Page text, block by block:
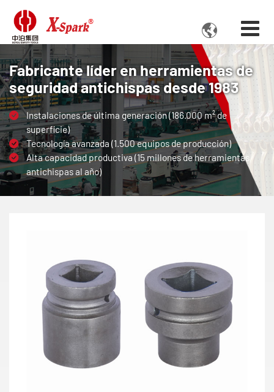

Fabricante líder en herramientas de
seguridad antichispas desde 1983
Instalaciones de última generación (186.000 m² de
superficie)
Tecnología avanzada (1.500 equipos de producción)
Alta capacidad productiva (15 millones de herramientas
antichispas al año)